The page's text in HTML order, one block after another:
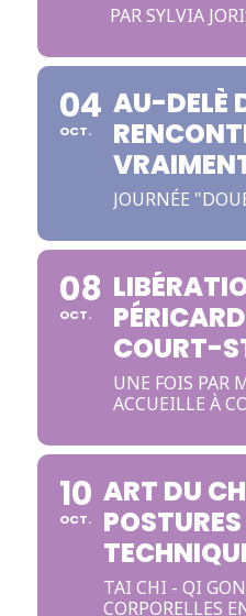
PAR SYLVIA
04
OCT.
AU-DELÈ
JOURNÉE
08
OCT.
COURT-
UNE FOIS PAR
ACCUEILLE À
10
OCT.
ART DU
TAI CHI - QI
CORPORELLES